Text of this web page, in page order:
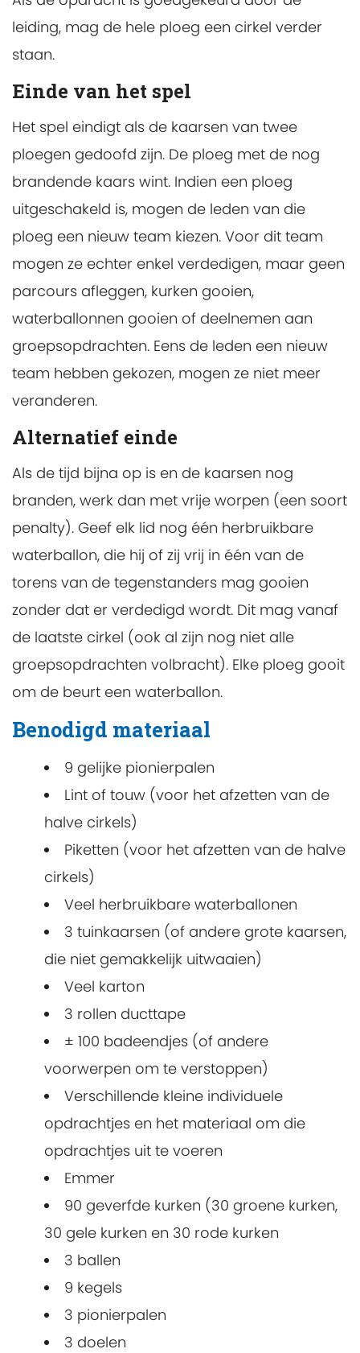
leiding, mag de hele ploeg een cirkel verder
staan.
Einde van het spel
Het spel eindigt als de kaarsen van twee
ploegen gedoofd zijn. De ploeg met de nog
brandende kaars wint. Indien een ploeg
uitgeschakeld is, mogen de leden van die
ploeg een nieuw team kiezen. Voor dit team
mogen ze echter enkel verdedigen, maar geen
parcours afleggen, kurken gooien,
waterballonnen gooien of deelnemen aan
groepsopdrachten. Eens de leden een nieuw
team hebben gekozen, mogen ze niet meer
veranderen.
Alternatief einde
Als de tijd bijna op is en de kaarsen nog
branden, werk dan met vrije worpen (een soort
penalty). Geef elk lid nog één herbruikbare
waterballon, die hij of zij vrij in één van de
torens van de tegenstanders mag gooien
zonder dat er verdedigd wordt. Dit mag vanaf
de laatste cirkel (ook al zijn nog niet alle
groepsopdrachten volbracht). Elke ploeg gooit
om de beurt een waterballon.
Benodigd materiaal
9 gelijke pionierpalen
Lint of touw (voor het afzetten van de
halve cirkels)
Piketten (voor het afzetten van de halve
cirkels)
Veel herbruikbare waterballonen
3 tuinkaarsen (of andere grote kaarsen,
die niet gemakkelijk uitwaaien)
Veel karton
3 rollen ducttape
± 100 badeendjes (of andere
voorwerpen om te verstoppen)
Verschillende kleine individuele
opdrachtjes en het materiaal om die
opdrachtjes uit te voeren
Emmer
90 geverfde kurken (30 groene kurken,
30 gele kurken en 30 rode kurken
3 ballen
9 kegels
3 pionierpalen
3 doelen